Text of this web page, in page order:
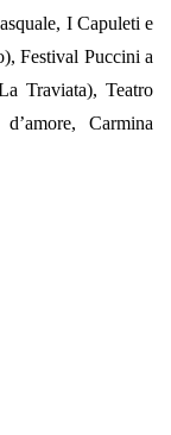
I Capuleti e
Festival Puccini a
Traviata), Teatro
Carmina